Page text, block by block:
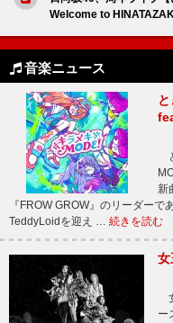
Welcome to
音楽ニュース
新
『FROW GROW』のリーダー
TeddyLoidを迎え … 続きを読む
女
ー